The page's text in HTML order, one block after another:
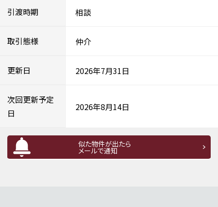
引渡時期 相談
取引態様 仲介
更新日 2026年7月31日
次回更新予定
日
2026年8月14日
似た物件が出たら
メールで通知